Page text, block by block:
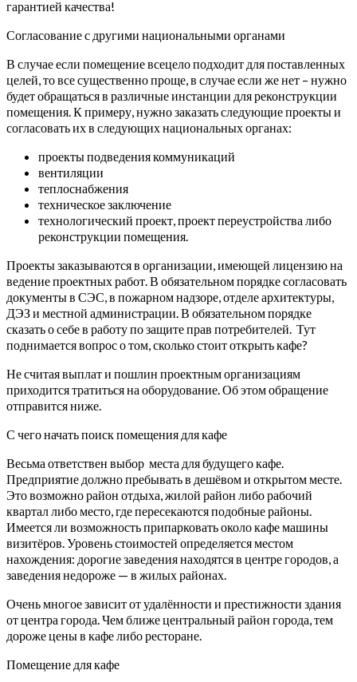
гарантией качества!
Согласование с другими национальными органами
В случае если помещение всецело подходит для поставленных
целей, то все существенно проще, в случае если же нет – нужно
будет обращаться в различные инстанции для реконструкции
помещения. К примеру, нужно заказать следующие проекты и
согласовать их в следующих национальных органах:
проекты подведения коммуникаций
вентиляции
теплоснабжения
техническое заключение
технологический проект, проект переустройства либо
реконструкции помещения.
Проекты заказываются в организации, имеющей лицензию на
ведение проектных работ. В обязательном порядке согласовать
документы в СЭС, в пожарном надзоре, отделе архитектуры,
ДЭЗ и местной администрации. В обязательном порядке
сказать о себе в работу по защите прав потребителей. Тут
поднимается вопрос о том, сколько стоит открыть кафе?
Не считая выплат и пошлин проектным организациям
приходится тратиться на оборудование. Об этом обращение
отправится ниже.
С чего начать поиск помещения для кафе
Весьма ответствен выбор места для будущего кафе.
Предприятие должно пребывать в дешёвом и открытом месте.
Это возможно район отдыха, жилой район либо рабочий
квартал либо место, где пересекаются подобные районы.
Имеется ли возможность припарковать около кафе машины
визитёров. Уровень стоимостей определяется местом
нахождения: дорогие заведения находятся в центре городов, а
заведения недороже — в жилых районах.
Очень многое зависит от удалённости и престижности здания
от центра города. Чем ближе центральный район города, тем
дороже цены в кафе либо ресторане.
Помещение для кафе